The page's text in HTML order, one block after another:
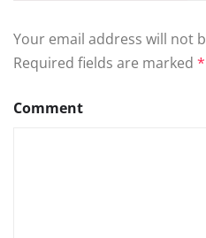
Your email address will not
Required fields are marked *
Comment